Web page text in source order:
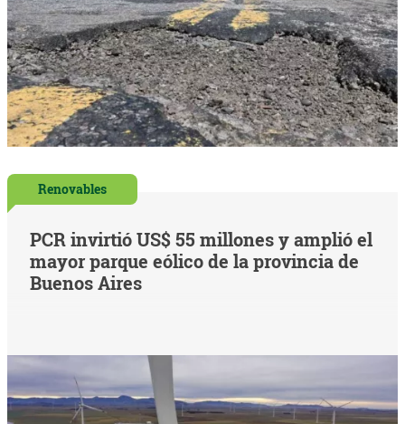
Renovables
PCR invirtió US$ 55 millones y amplió el
mayor parque eólico de la provincia de
Buenos Aires